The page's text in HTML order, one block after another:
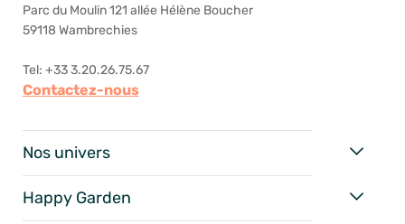
Parc du Moulin 121 allée Hélène Boucher
59118 Wambrechies
Tel: +33 3.20.26.75.67
Contactez-nous
Nos univers
Happy Garden